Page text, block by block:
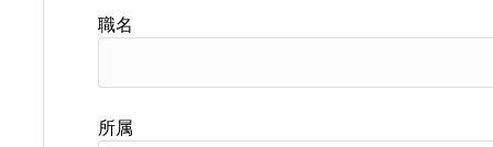
職名
所属